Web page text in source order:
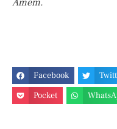
Amém.
Facebook
Pocket